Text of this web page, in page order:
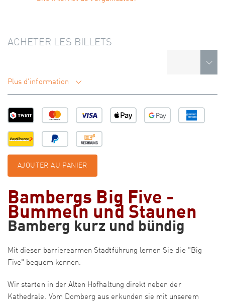
ACHETER LES BILLETS
Plus d'information
AJOUTER AU PANIER
Bambergs Big Five -
Bummeln und Staunen
Bamberg kurz und bündig
Mit dieser barrierearmen Stadtführung lernen Sie die "Big
Five" bequem kennen.
Wir starten in der Alten Hofhaltung direkt neben der
Kathedrale. Vom Domberg aus erkunden sie mit unserem